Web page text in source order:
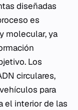
diseñadas
es
molecular, ya
Los
circulares,
para
el interior de las